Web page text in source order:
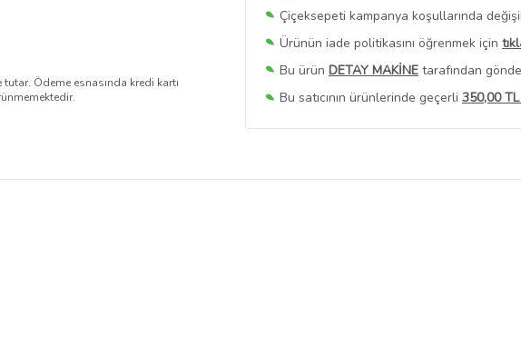
Çiçeksepeti kampanya koşullarında
Ürünün iade politikasını öğrenmek için
Bu ürün DETAY MAKİNE tarafından
Bu satıcının ürünlerinde geçerli 350,00
Bu SatıcınınTüm Ürünlerini Görüntüle
Ödeme esnasında kredi kartı